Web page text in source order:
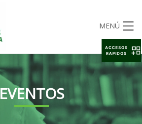
MENÚ
EVENTOS
ACCESOS
RAPIDOS